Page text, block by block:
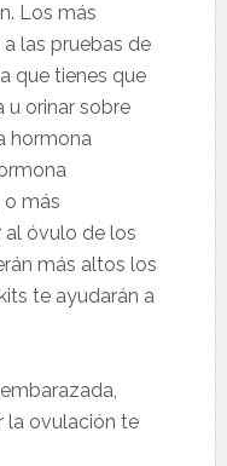
Los más
las pruebas de
que tienes que
u orinar sobre
hormona
o más
al óvulo de los
más altos los
te ayudarán a
la ovulación te